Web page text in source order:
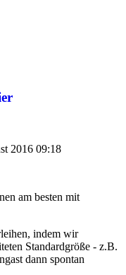
2016 09:18
am besten mit
indem wir
Standardgröße - z.B.
dann spontan